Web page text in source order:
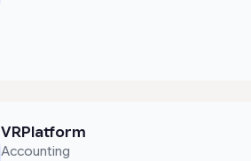
VRPlatform
Accounting